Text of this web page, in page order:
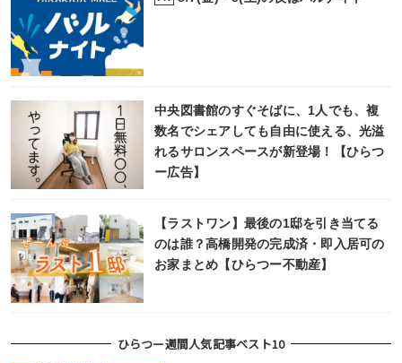
中央図書館のすぐそばに、1人でも、複
数名でシェアしても自由に使える、光溢
れるサロンスペースが新登場！【ひらつ
ー広告】
【ラストワン】最後の1邸を引き当てる
のは誰？高橋開発の完成済・即入居可の
お家まとめ【ひらつー不動産】
ひらつー週間人気記事ベスト10